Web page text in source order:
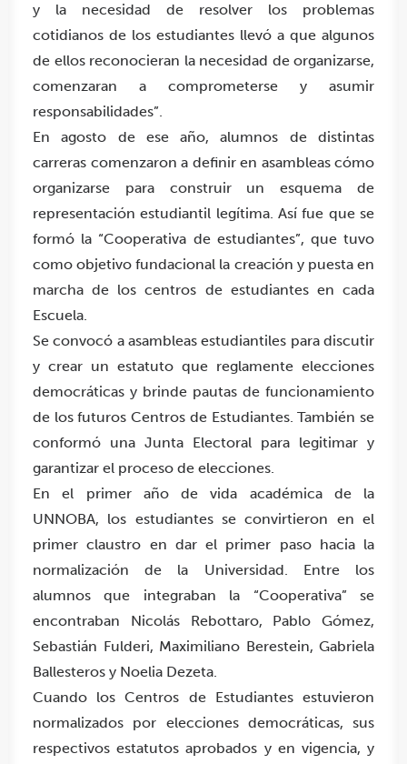
y la necesidad de resolver los problemas
cotidianos de los estudiantes llevó a que algunos
de ellos reconocieran la necesidad de organizarse,
comenzaran a comprometerse y asumir
responsabilidades”.
En agosto de ese año, alumnos de distintas
carreras comenzaron a definir en asambleas cómo
organizarse para construir un esquema de
representación estudiantil legítima. Así fue que se
formó la “Cooperativa de estudiantes”, que tuvo
como objetivo fundacional la creación y puesta en
marcha de los centros de estudiantes en cada
Escuela.
Se convocó a asambleas estudiantiles para discutir
y crear un estatuto que reglamente elecciones
democráticas y brinde pautas de funcionamiento
de los futuros Centros de Estudiantes. También se
conformó una Junta Electoral para legitimar y
garantizar el proceso de elecciones.
En el primer año de vida académica de la
UNNOBA, los estudiantes se convirtieron en el
primer claustro en dar el primer paso hacia la
normalización de la Universidad. Entre los
alumnos que integraban la “Cooperativa” se
encontraban Nicolás Rebottaro, Pablo Gómez,
Sebastián Fulderi, Maximiliano Berestein, Gabriela
Ballesteros y Noelia Dezeta.
Cuando los Centros de Estudiantes estuvieron
normalizados por elecciones democráticas, sus
respectivos estatutos aprobados y en vigencia, y